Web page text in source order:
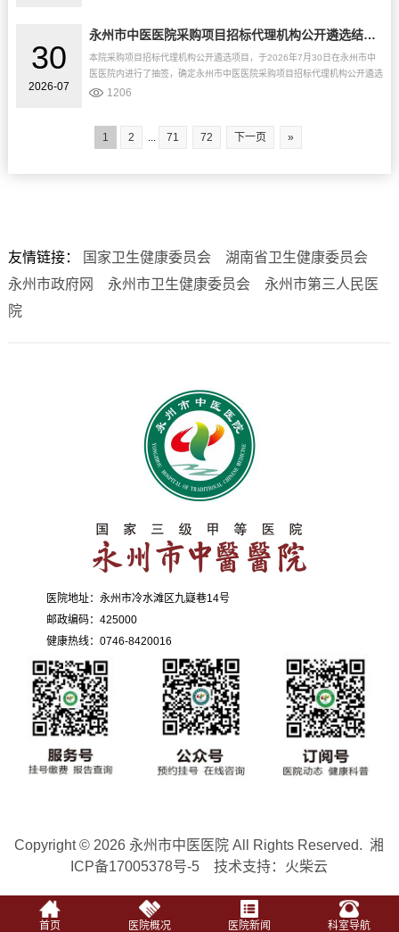
30
2026-07
永州市中医医院采购项目招标代理机构公开遴选结果公示
本院采购项目招标代理机构公开遴选项目，于2026年7月30日在永州市中
医医院内进行了抽签，确定永州市中医医院采购项目招标代理机构公开遴选
结果如下：序号公司名称代理类别备注1湖南紫霖项目管理有限责任公司...
1206
1 2 ... 71 72 下一页 »
友情链接： 国家卫生健康委员会
湖南省卫生健康委员会
永州市政府网
永州市卫生健康委员会
永州市第三人民医
院
医院地址：永州市冷水滩区九嶷巷14号
邮政编码：425000
健康热线：0746-8420016
Copyright © 2026 永州市中医医院 All Rights Reserved.湘
ICP备17005378号-5 技术支持： 火柴云
首页 医院概况 医院新闻 科室导航